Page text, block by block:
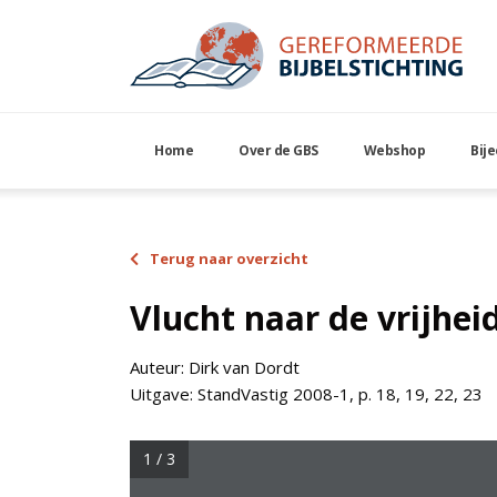
Home Over de GBS Webshop
Terug naar overzicht
Vlucht naar de
Auteur: Dirk van Dordt
Uitgave: StandVastig 2008-1, p. 18, 19, 22, 23
1 / 3